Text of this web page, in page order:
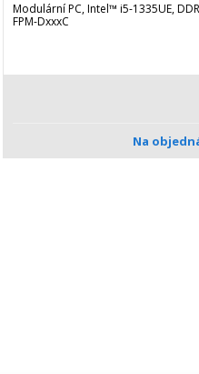
Modulární PC, Intel™ i5-1335UE,
FPM-DxxxC
Na